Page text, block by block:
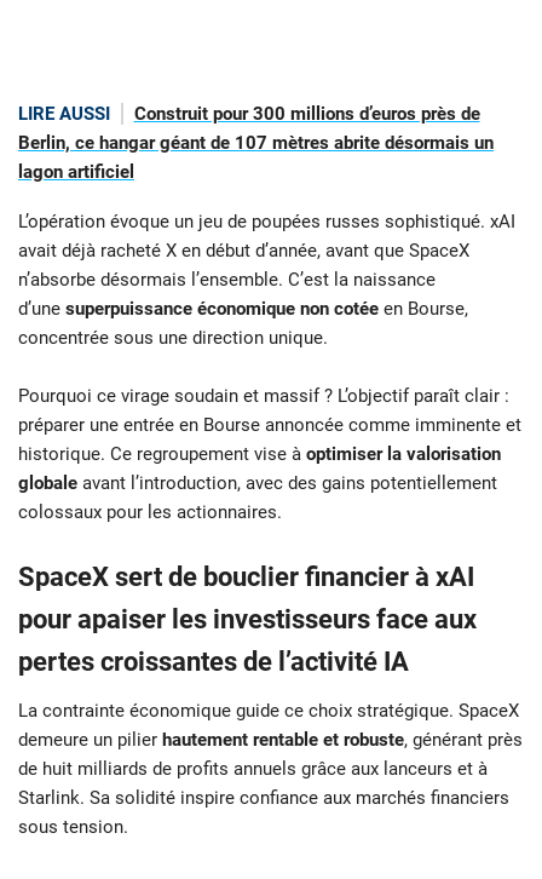
LIRE AUSSI
Construit pour 300 millions d’euros près de
Berlin, ce hangar géant de 107 mètres abrite désormais un
lagon artificiel
L’opération évoque un jeu de poupées russes sophistiqué. xAI
avait déjà racheté X en début d’année, avant que SpaceX
n’absorbe désormais l’ensemble. C’est la naissance
d’une superpuissance économique non cotée en Bourse,
concentrée sous une direction unique.
Pourquoi ce virage soudain et massif ? L’objectif paraît clair :
préparer une entrée en Bourse annoncée comme imminente et
historique. Ce regroupement vise à optimiser la valorisation
globale avant l’introduction, avec des gains potentiellement
colossaux pour les actionnaires.
SpaceX sert de bouclier financier à xAI
pour apaiser les investisseurs face aux
pertes croissantes de l’activité IA
La contrainte économique guide ce choix stratégique. SpaceX
demeure un pilier hautement rentable et robuste, générant près
de huit milliards de profits annuels grâce aux lanceurs et à
Starlink. Sa solidité inspire confiance aux marchés financiers
sous tension.